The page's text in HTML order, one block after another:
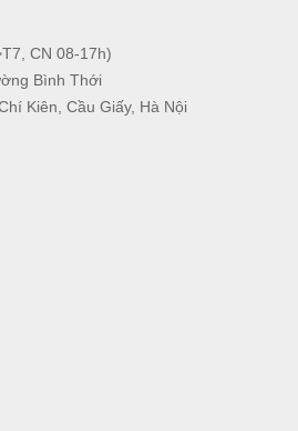
CN 08-17h)
Bình Thới
Kiên, Cầu Giấy, Hà Nội